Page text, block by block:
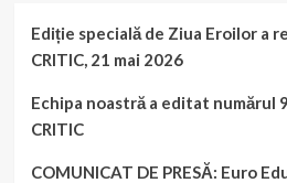
femei!
la
legislativă
personalului
Ediție specială de Ziua Eroilor a
CRITIC, 21 mai 2026
Echipa noastră a editat numărul
CRITIC
COMUNICAT DE PRESĂ: Euro